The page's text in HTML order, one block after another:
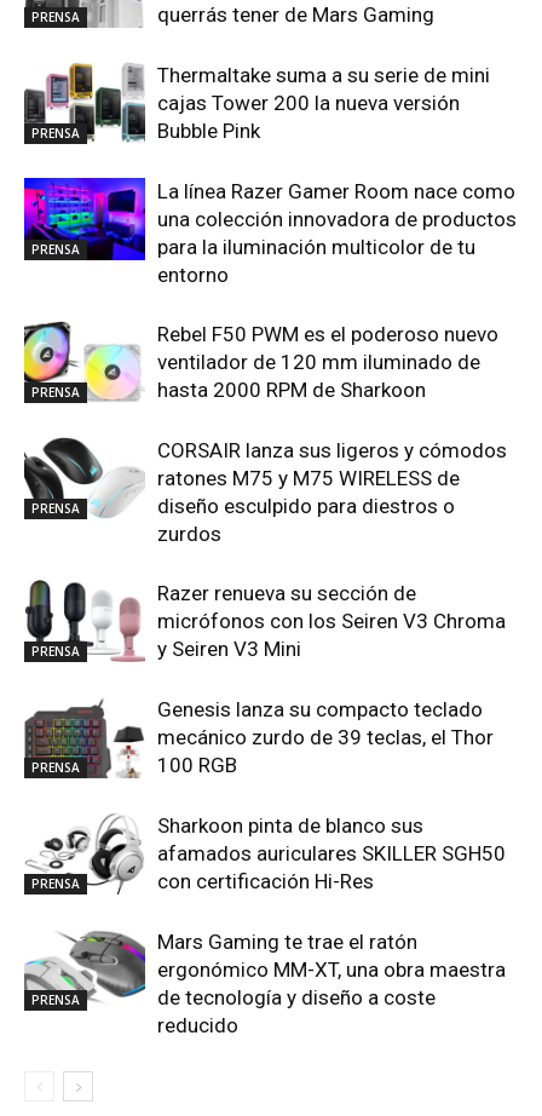
PRENSA
querrás tener de Mars Gaming
PRENSA
Thermaltake suma a su serie de mini
cajas Tower 200 la nueva versión
Bubble Pink
PRENSA
La línea Razer Gamer Room nace como
una colección innovadora de productos
para la iluminación multicolor de tu
entorno
PRENSA
Rebel F50 PWM es el poderoso nuevo
ventilador de 120 mm iluminado de
hasta 2000 RPM de Sharkoon
PRENSA
CORSAIR lanza sus ligeros y cómodos
ratones M75 y M75 WIRELESS de
diseño esculpido para diestros o
zurdos
PRENSA
Razer renueva su sección de
micrófonos con los Seiren V3 Chroma
y Seiren V3 Mini
PRENSA
Genesis lanza su compacto teclado
mecánico zurdo de 39 teclas, el Thor
100 RGB
PRENSA
Sharkoon pinta de blanco sus
afamados auriculares SKILLER SGH50
con certificación Hi-Res
PRENSA
Mars Gaming te trae el ratón
ergonómico MM-XT, una obra maestra
de tecnología y diseño a coste
reducido